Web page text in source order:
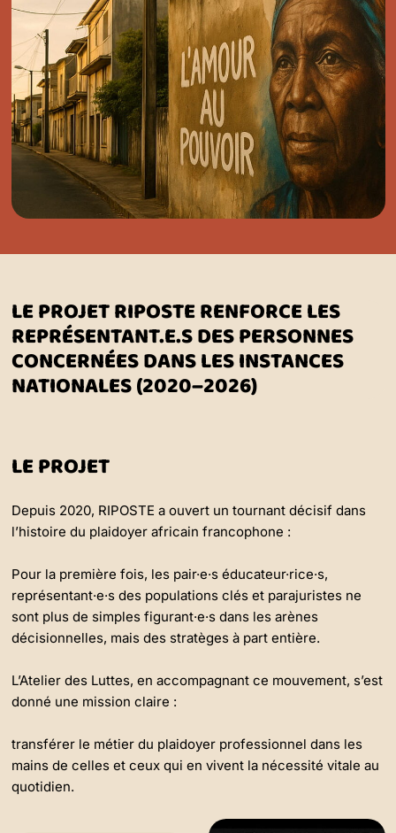
LE PROJET RIPOSTE RENFORCE LES
REPRÉSENTANT.E.S DES PERSONNES
CONCERNÉES DANS LES INSTANCES
NATIONALES (2020–2026)
LE PROJET
Depuis 2020, RIPOSTE a ouvert un tournant décisif dans
l’histoire du plaidoyer africain francophone :
Pour la première fois, les pair·e·s éducateur·rice·s,
représentant·e·s des populations clés et parajuristes ne
sont plus de simples figurant·e·s dans les arènes
décisionnelles, mais des stratèges à part entière.
L’Atelier des Luttes, en accompagnant ce mouvement, s’est
donné une mission claire :
transférer le métier du plaidoyer professionnel dans les
mains de celles et ceux qui en vivent la nécessité vitale au
quotidien.